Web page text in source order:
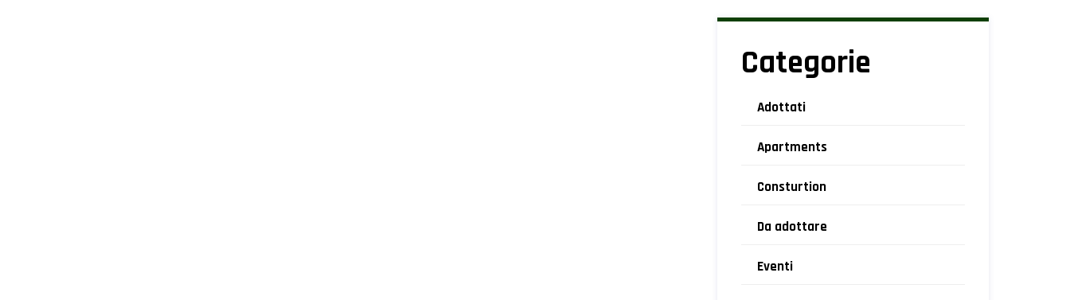
Categorie
Adottati
Apartments
Consturtion
Da adottare
Eventi